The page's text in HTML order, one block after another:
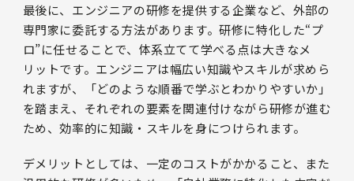
最後に、エンジニアの研修を提供する企業など、外部の
専門家に委託する方法があります。研修に特化した“プ
ロ”に任せることで、体系立てて学べる点は大きなメ
リットです。エンジニアは幅広い知識やスキルが求めら
れますが、「どのような順番で学ぶとわかりやすいか」
を踏まえ、それぞれの要素を関連付けながら研修が進む
ため、効率的に知識・スキルを身につけられます。
デメリットとしては、一定のコストがかかること、また